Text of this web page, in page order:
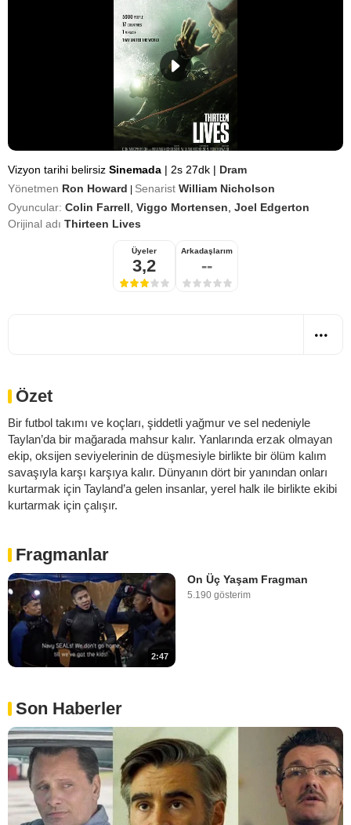
Vizyon tarihi belirsiz Sinemada | 2s 27dk | Dram
Yönetmen Ron Howard Senarist William Nicholson
Oyuncular: Colin Farrell Viggo Mortensen Joel Edgerton
Orijinal adı Thirteen Lives
Üyeler
3,2
Arkadaşlarım
--
Özet
Bir futbol takımı ve koçları, şiddetli yağmur ve sel nedeniyle
Taylan’da bir mağarada mahsur kalır. Yanlarında erzak olmayan
ekip, oksijen seviyelerinin de düşmesiyle birlikte bir ölüm kalım
savaşıyla karşı karşıya kalır. Dünyanın dört bir yanından onları
kurtarmak için Tayland’a gelen insanlar, yerel halk ile birlikte ekibi
kurtarmak için çalışır.
Fragmanlar
2:47
On Üç Yaşam Fragman
5.190 gösterim
Son Haberler